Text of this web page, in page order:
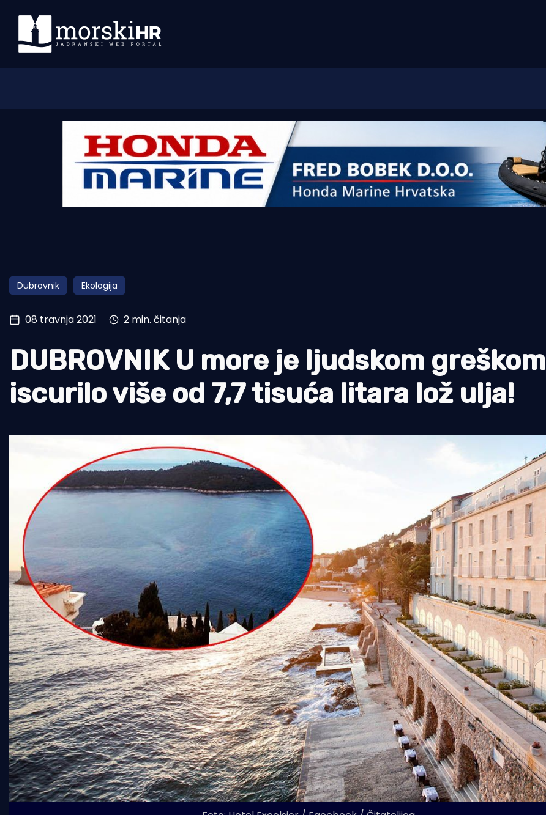
Morski plus
Pomorstvo
Ribolov
Tradicija i kultura
Dubrovnik Ekologija
08 travnja 2021 2 min. čitanja
DUBROVNIK U more je ljudskom greškom
iscurilo više od 7,7 tisuća litara lož ulja!